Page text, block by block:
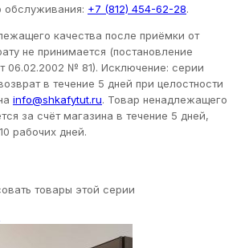
обслуживания: +7 (812) 454-62-28.
качества после приёмки от
не принимается (постановление
06.02.2002 № 81). Исключение: серии
в течение 5 дней при целостности
info@shkafytut.ru. Товар ненадлежащего
за счёт магазина в течение 5 дней,
рабочих дней.
товары этой серии